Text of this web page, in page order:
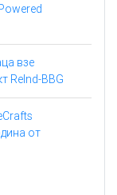
взе
ReInd-BBG
от